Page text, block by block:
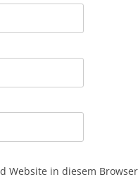
Website in diesem